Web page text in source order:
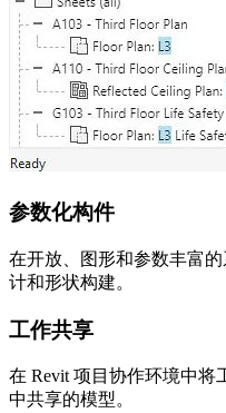
参数化构件
在开放、图形和参数丰富
计和形状构建。
工作共享
在 Revit 项目协作环境中将
中共享的模型。